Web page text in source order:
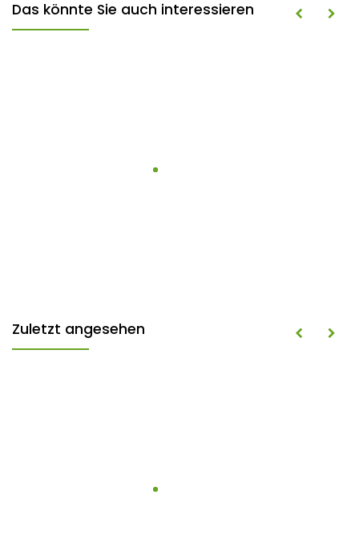
Das könnte Sie auch interessieren
Zuletzt angesehen